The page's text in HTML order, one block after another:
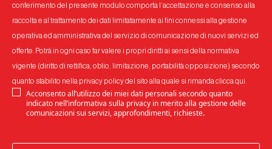
conferimento del presente modulo comporta l’accettazione e consenso alla
raccolta e al trattamento dei dati limitatamente ai fini connessi alla gestione
operativa ed amministrativa del servizio di comunicazione di nuovi servizi ed
offerte. Potrà in ogni caso far valere i propri diritti ai sensi della normativa
vigente (diritto di rettifica, oblio, limitazione, portabilità opposizione) secondo
quanto stabilito nella privacy policy del sito alla quale si rimanda clicca qui
Acconsento all’utilizzo dei miei dati personali secondo quanto
indicato nell’informativa sulla privacy in merito alla gestione delle
comunicazioni sui servizi, approfondimenti, richieste.